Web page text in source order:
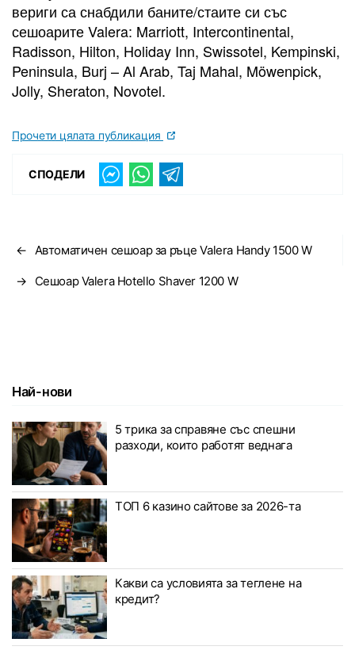
вериги са снабдили баните/стаите си със
сешоарите Valera: Marriott, Intercontinental,
Radisson, Hilton, Holiday Inn, Swissotel, Kempinski,
Peninsula, Burj – Al Arab, Taj Mahal, Möwenpick,
Jolly, Sheraton, Novotel.
Прочети цялата публикация
СПОДЕЛИ
← Автоматичен сешоар за ръце Valera Handy 1500 W
→ Сешоар Valera Hotello Shaver 1200 W
Най-нови
5 трика за справяне със спешни
разходи, които работят веднага
ТОП 6 казино сайтове за 2026-та
Какви са условията за теглене на
кредит?